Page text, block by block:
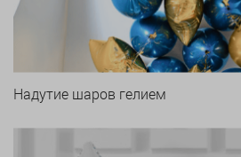
Надутие шаров гелием